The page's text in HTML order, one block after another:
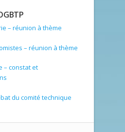
– réunion à thème
– réunion à thème
– constat et
du comité technique